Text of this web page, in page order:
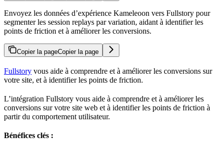
Envoyez les données d’expérience Kameleoon vers Fullstory pour
segmenter les session replays par variation, aidant à identifier les
points de friction et à améliorer les conversions.
Copier la pageCopier la page
Fullstory vous aide à comprendre et à améliorer les conversions sur
votre site, et à identifier les points de friction.
L’intégration Fullstory vous aide à comprendre et à améliorer les
conversions sur votre site web et à identifier les points de friction à
partir du comportement utilisateur.
Bénéfices clés :